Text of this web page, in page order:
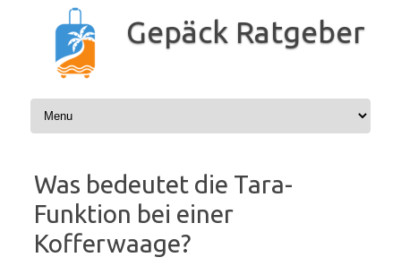
springen
Gepäck Ratgeber
Was bedeutet die Tara-
Funktion bei einer
Kofferwaage?